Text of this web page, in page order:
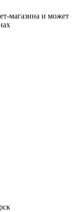
магазина и может